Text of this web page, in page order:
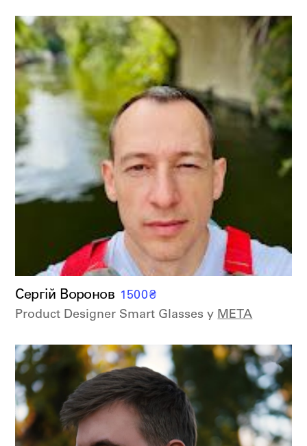
Сергій Воронов 1500₴
Product Designer Smart Glasses у META